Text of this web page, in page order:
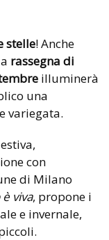
stelle! Anche
rassegna di
illuminerà
una
variegata.
con
di Milano
viva, propone i
e invernale,